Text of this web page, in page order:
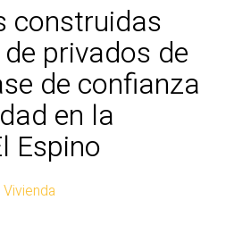
construidas
privados de
de confianza
en la
Espino
Vivienda